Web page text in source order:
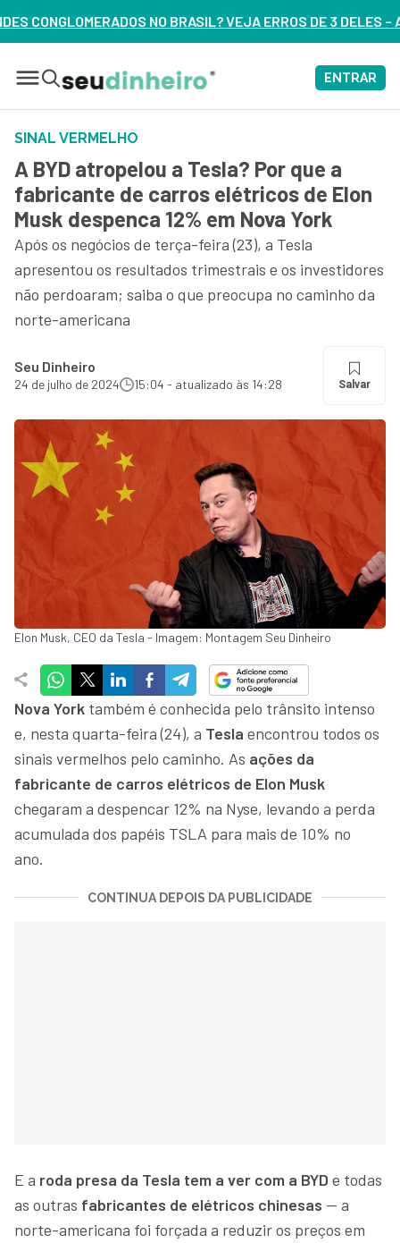
VEJA ERROS DE 3 DELES – ASSISTA AGORA
ENTRAR
SINAL VERMELHO
A BYD atropelou a Tesla? Por que a
fabricante de carros elétricos de Elon
Musk despenca 12% em Nova York
Após os negócios de terça-feira (23), a Tesla
apresentou os resultados trimestrais e os investidores
não perdoaram; saiba o que preocupa no caminho da
norte-americana
Seu Dinheiro
24 de julho de 2024 15:04 - atualizado às 14:28 Salvar
Elon Musk, CEO da Tesla - Imagem: Montagem Seu Dinheiro
Nova York também é conhecida pelo trânsito intenso
e, nesta quarta-feira (24), a Tesla encontrou todos os
sinais vermelhos pelo caminho. As ações da
fabricante de carros elétricos de Elon Musk
chegaram a despencar 12% na Nyse, levando a perda
acumulada dos papéis TSLA para mais de 10% no
ano.
CONTINUA DEPOIS DA PUBLICIDADE
E a roda presa da Tesla tem a ver com a BYD e todas
as outras fabricantes de elétricos chinesas — a
norte-americana foi forçada a reduzir os preços em